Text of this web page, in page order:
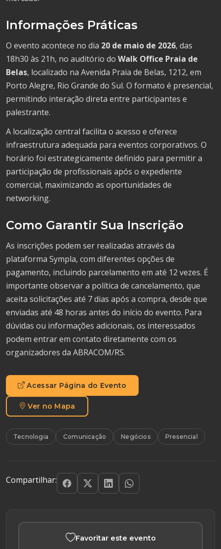
Informações Práticas
O evento acontece no dia 20 de maio de 2026, das
18h30 às 21h, no auditório do Walk Office Praia de
Belas, localizado na Avenida Praia de Belas, 1212, em
Porto Alegre, Rio Grande do Sul. O formato é presencial,
permitindo interação direta entre participantes e
palestrante.
A localização central facilita o acesso e oferece
infraestrutura adequada para eventos corporativos. O
horário foi estrategicamente definido para permitir a
participação de profissionais após o expediente
comercial, maximizando as oportunidades de
networking.
Como Garantir Sua Inscrição
As inscrições podem ser realizadas através da
plataforma Sympla, com diferentes opções de
pagamento, incluindo parcelamento em até 12 vezes. É
importante observar a política de cancelamento, que
aceita solicitações até 7 dias após a compra, desde que
enviadas até 48 horas antes do início do evento. Para
dúvidas ou informações adicionais, os interessados
podem entrar em contato diretamente com os
organizadores da ABRACOM/RS.
Acessar Página do Evento
Ver no Mapa
Tecnologia Comunicação Negócios Presencial
Compartilhar:
Favoritar este evento